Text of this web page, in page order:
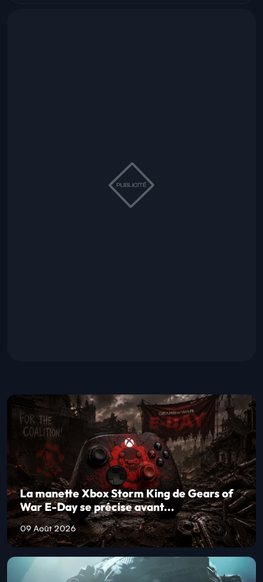
La manette Xbox Storm King de Gears of
War E-Day se précise avant...
09 Août 2026